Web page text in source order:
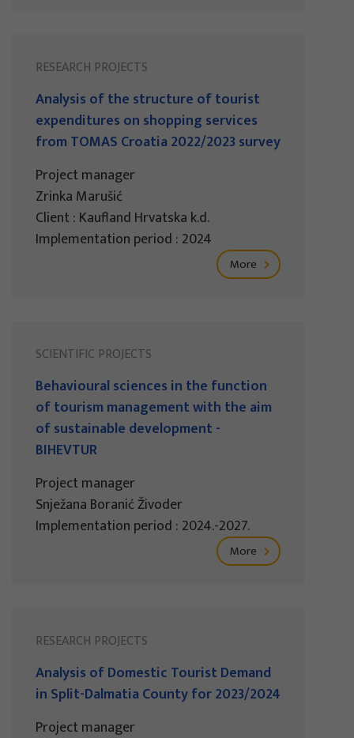
RESEARCH PROJECTS
Analysis of the structure of tourist
expenditures on shopping services
from TOMAS Croatia 2022/2023 survey
Project manager
Zrinka Marušić
Client : Kaufland Hrvatska k.d.
Implementation period : 2024
More
SCIENTIFIC PROJECTS
Behavioural sciences in the function
of tourism management with the aim
of sustainable development -
BIHEVTUR
Project manager
Snježana Boranić Živoder
Implementation period : 2024.-2027.
More
RESEARCH PROJECTS
Analysis of Domestic Tourist Demand
in Split-Dalmatia County for 2023/2024
Project manager